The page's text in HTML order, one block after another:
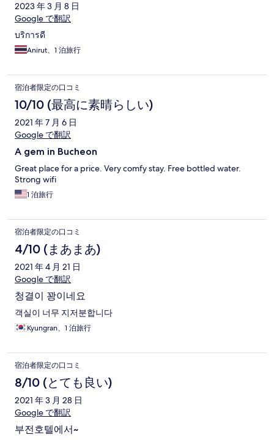
2023 年 3 月 8 日
Google で翻訳
บริการดี
Anirut、1 泊旅行
宿泊者限定の口コミ
10/10 (最高に素晴らしい)
2021 年 7 月 6 日
Google で翻訳
A gem in Bucheon
Great place for a price. Very comfy stay. Free bottled water.
Strong wifi
1 泊旅行
宿泊者限定の口コミ
4/10 (まあまあ)
2021 年 4 月 21 日
Google で翻訳
청결이 꽝이네요
객실이 너무 지저분합니다
Kyungran、1 泊旅行
宿泊者限定の口コミ
8/10 (とても良い)
2021 年 3 月 28 日
Google で翻訳
부전호텔에서~